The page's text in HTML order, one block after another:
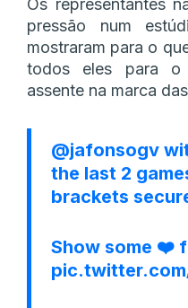
Os representantes
pressão num
mostraram para o
todos eles para
assente na marca
@jafonsogv
the last 2
brackets
Show some ❤️